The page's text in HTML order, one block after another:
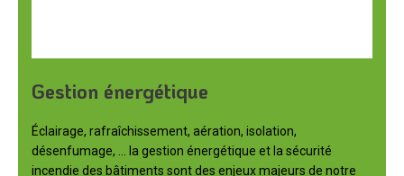
Gestion énergétique
Éclairage, rafraîchissement, aération, isolation,
désenfumage, … la gestion énergétique et la sécurité
incendie des bâtiments sont des enjeux majeurs de notre